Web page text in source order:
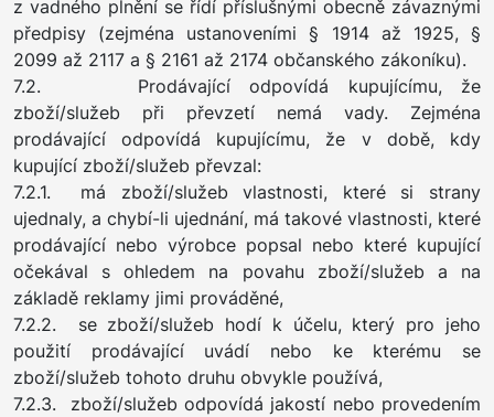
z vadného plnění se řídí příslušnými obecně závaznými
předpisy (zejména ustanoveními § 1914 až 1925, §
2099 až 2117 a § 2161 až 2174 občanského zákoníku).
7.2. Prodávající odpovídá kupujícímu, že
zboží/služeb při převzetí nemá vady. Zejména
prodávající odpovídá kupujícímu, že v době, kdy
kupující zboží/služeb převzal:
7.2.1. má zboží/služeb vlastnosti, které si strany
ujednaly, a chybí-li ujednání, má takové vlastnosti, které
prodávající nebo výrobce popsal nebo které kupující
očekával s ohledem na povahu zboží/služeb a na
základě reklamy jimi prováděné,
7.2.2. se zboží/služeb hodí k účelu, který pro jeho
použití prodávající uvádí nebo ke kterému se
zboží/služeb tohoto druhu obvykle používá,
7.2.3. zboží/služeb odpovídá jakostí nebo provedením